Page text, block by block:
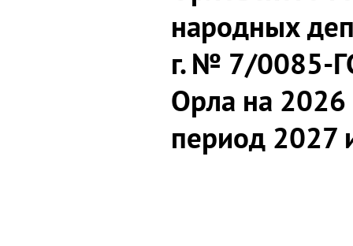
народных
г. № 7/0085-
Орла на
период 2027